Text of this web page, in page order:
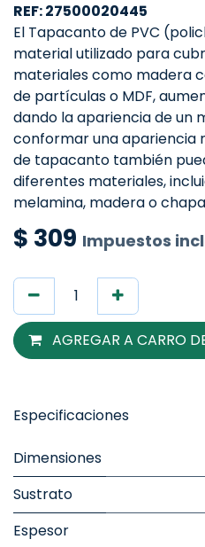
REF: 27500020445
El Tapacanto de PVC
material utilizado para
materiales como madera
de partículas o MDF,
dando la apariencia de un
conformar una apariencia
de tapacanto también
diferentes materiales,
melamina, madera o
$ 309 Impuestos
AGREGAR A CARRO
Especificaciones
Dimensiones
Sustrato
Espesor